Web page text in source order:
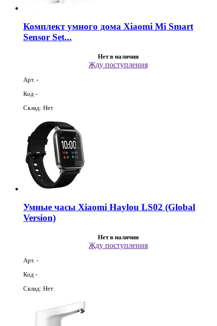
Комплект умного дома Xiaomi Mi Smart
Sensor Set...
Нет в наличии
Жду поступления
Арт. -
Код -
Склад: Нет
Умные часы Xiaomi Haylou LS02 (Global
Version)
Нет в наличии
Жду поступления
Арт. -
Код -
Склад: Нет